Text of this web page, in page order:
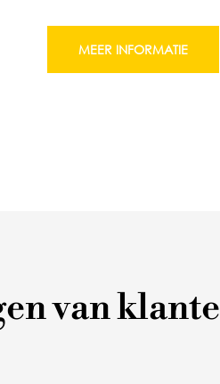
MEER INFORMATIE
van